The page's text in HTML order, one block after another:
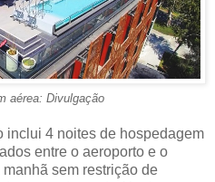
Divulgação
inclui 4 noites de hospedagem
entre o aeroporto e o
sem restrição de